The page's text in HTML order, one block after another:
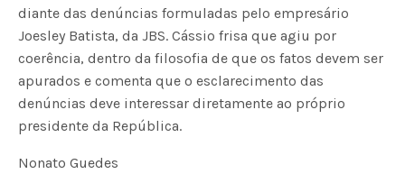
diante das denúncias formuladas pelo empresário
Joesley Batista, da JBS. Cássio frisa que agiu por
coerência, dentro da filosofia de que os fatos devem ser
apurados e comenta que o esclarecimento das
denúncias deve interessar diretamente ao próprio
presidente da República.
Nonato Guedes